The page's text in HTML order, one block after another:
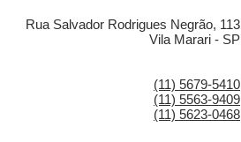
Rua Salvador Rodrigues Negrão, 113
Vila Marari - SP
(11) 5679-5410
(11) 5563-9409
(11) 5623-0468